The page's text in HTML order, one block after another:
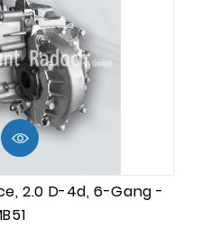
2.0 D-4d, 6-Gang -